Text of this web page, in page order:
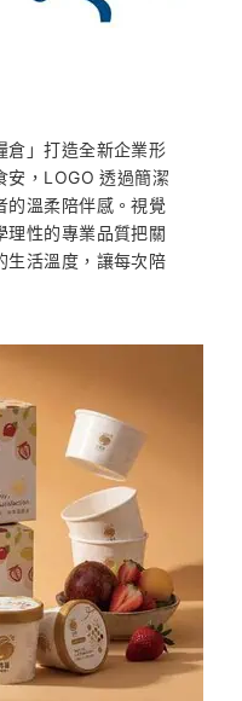
倉」打造全新企業形
安，LOGO 透過簡潔
的溫柔陪伴感。視覺
理性的專業品質把關
生活溫度，讓每次陪